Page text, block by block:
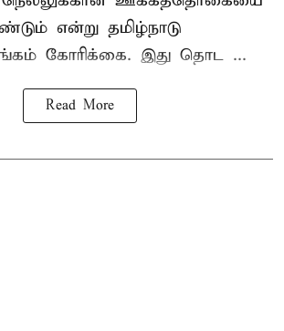
என்று தமிழ்நாடு
கோரிக்கை. இது தொட ...
Read More